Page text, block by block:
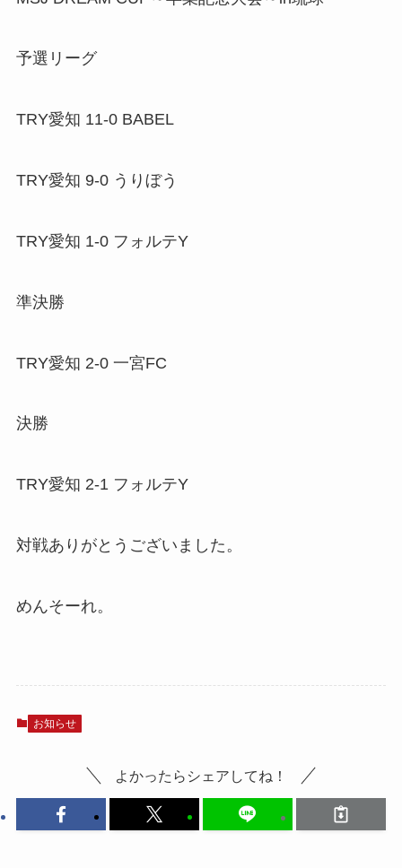
予選リーグ
TRY愛知 11-0 BABEL
TRY愛知 9-0 うりぼう
TRY愛知 1-0 フォルテY
準決勝
TRY愛知 2-0 一宮FC
決勝
TRY愛知 2-1 フォルテY
対戦ありがとうございました。
めんそーれ。
お知らせ
よかったらシェアしてね！